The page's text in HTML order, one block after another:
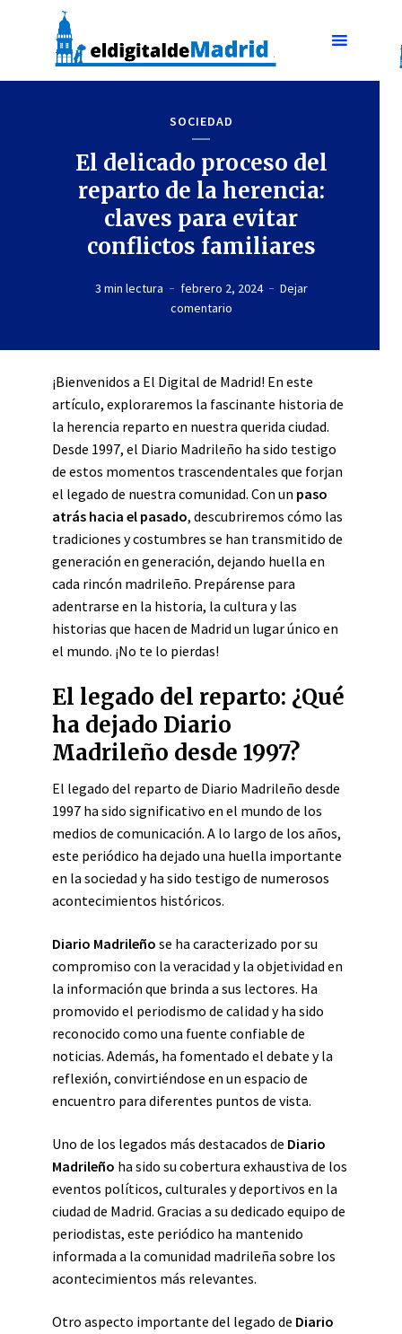
SOCIEDAD
El delicado proceso del
reparto de la herencia:
claves para evitar
conflictos familiares
3 min lectura febrero 2, 2024
Dejar
comentario
¡Bienvenidos a El Digital de Madrid! En este
artículo, exploraremos la fascinante historia de
la herencia reparto en nuestra querida ciudad.
Desde 1997, el Diario Madrileño ha sido testigo
de estos momentos trascendentales que forjan
el legado de nuestra comunidad. Con un paso
atrás hacia el pasado, descubriremos cómo las
tradiciones y costumbres se han transmitido de
generación en generación, dejando huella en
cada rincón madrileño. Prepárense para
adentrarse en la historia, la cultura y las
historias que hacen de Madrid un lugar único en
el mundo. ¡No te lo pierdas!
El legado del reparto: ¿Qué
ha dejado Diario
Madrileño desde 1997?
El legado del reparto de Diario Madrileño desde
1997 ha sido significativo en el mundo de los
medios de comunicación. A lo largo de los años,
este periódico ha dejado una huella importante
en la sociedad y ha sido testigo de numerosos
acontecimientos históricos.
Diario Madrileño se ha caracterizado por su
compromiso con la veracidad y la objetividad en
la información que brinda a sus lectores. Ha
promovido el periodismo de calidad y ha sido
reconocido como una fuente confiable de
noticias. Además, ha fomentado el debate y la
reflexión, convirtiéndose en un espacio de
encuentro para diferentes puntos de vista.
Uno de los legados más destacados de Diario
Madrileño ha sido su cobertura exhaustiva de los
eventos políticos, culturales y deportivos en la
ciudad de Madrid. Gracias a su dedicado equipo de
periodistas, este periódico ha mantenido
informada a la comunidad madrileña sobre los
acontecimientos más relevantes.
Otro aspecto importante del legado de Diario